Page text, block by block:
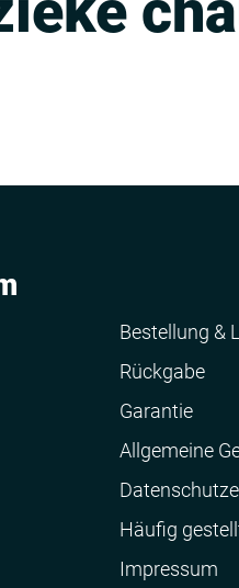
Bestellung &
Rückgabe
Garantie
Allgemeine
Häufig
Impressum